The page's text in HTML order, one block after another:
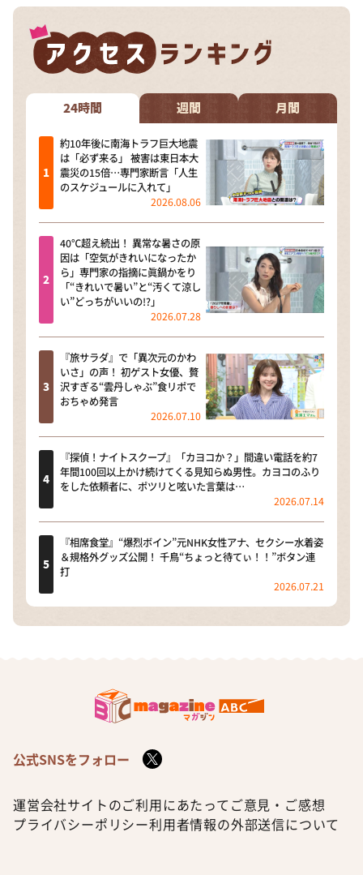
24時間 週間 月間
約10年後に南海トラフ巨大地震
は「必ず来る」 被害は東日本大
震災の15倍…専門家断言「人生
のスケジュールに入れて」
2026.08.06
40℃超え続出！ 異常な暑さの原
因は「空気がきれいになったか
ら」専門家の指摘に眞鍋かをり
「“きれいで暑い”と“汚くて涼し
い”どっちがいいの!?」
2026.07.28
『旅サラダ』で「異次元のかわ
いさ」の声！ 初ゲスト女優、贅
沢すぎる“雲丹しゃぶ”食リポで
おちゃめ発言
2026.07.10
『探偵！ナイトスクープ』「カヨコか？」間違い電話を約7
年間100回以上かけ続けてくる見知らぬ男性。カヨコのふり
をした依頼者に、ポツリと呟いた言葉は…
2026.07.14
『相席食堂』“爆烈ボイン”元NHK女性アナ、セクシー水着姿
＆規格外グッズ公開！ 千鳥“ちょっと待てぃ！！”ボタン連
打
2026.07.21
公式SNSをフォロー
運営会社サイトのご利用にあたって ご意見・ご感想
プライバシーポリシー利用者情報の外部送信について